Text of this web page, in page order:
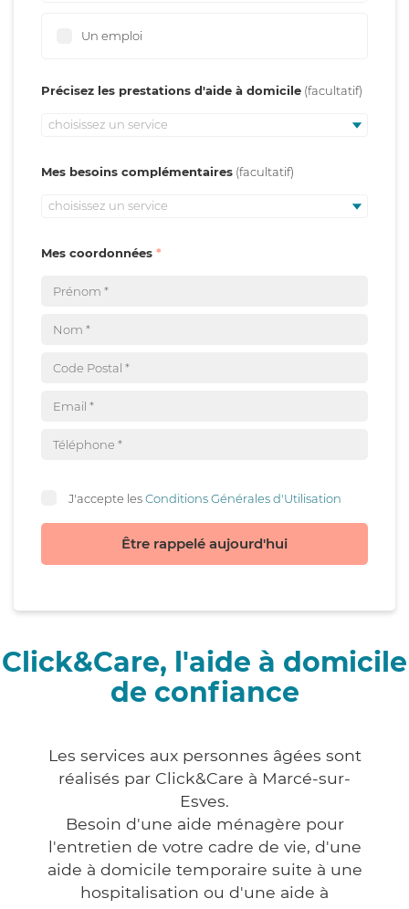
Un emploi
Précisez les prestations d'aide à domicile
choisissez un service
Mes besoins complémentaires
choisissez un service
Mes coordonnées
J'accepte lesConditions Générales d'Utilisation
Être rappelé aujourd'hui
Click&Care, l'aide à domicile
de confiance
Les services aux personnes âgées sont
réalisés par Click&Care à Marcé-sur-
Esves.
Besoin d'une aide ménagère pour
l'entretien de votre cadre de vie, d'une
aide à domicile temporaire suite à une
hospitalisation ou d'une aide à